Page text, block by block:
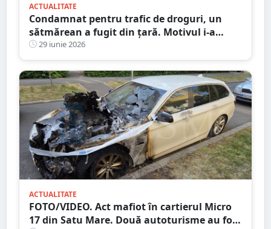
ACTUALITATE
Condamnat pentru trafic de droguri, un
sătmărean a fugit din țară. Motivul i-a
surprins și pe judecători
29 iunie 2026
ACTUALITATE
FOTO/VIDEO. Act mafiot în cartierul Micro
17 din Satu Mare. Două autoturisme au fost